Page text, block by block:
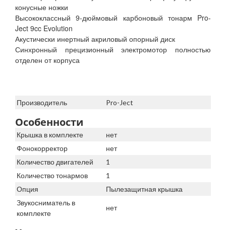
конусные ножки
Высококлассный 9-дюймовый карбоновый тонарм Pro-
Ject 9cc Evolution
Акустически инертный акриловый опорный диск
Синхронный прецизионный электромотор полностью
отделен от корпуса
Производитель Pro-Ject
Особенности
Крышка в комплекте
нет
Фонокорректор
нет
Количество двигателей
1
Количество тонармов
1
Опция
Пылезащитная крышка
Звукосниматель в
комплекте
нет